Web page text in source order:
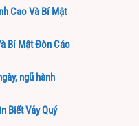
Cao Và Bí Mật
Bí Mật Đòn Cáo
ngũ hành
Biết Vảy Quý